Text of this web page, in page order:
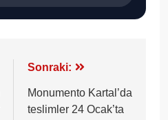
Sonraki:
Monumento Kartal’da
teslimler 24 Ocak’ta